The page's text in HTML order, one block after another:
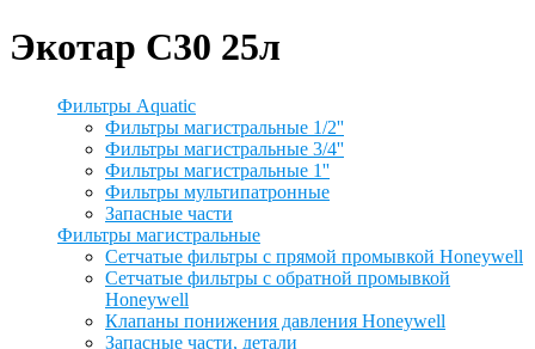
Экотар C30 25л
Фильтры Aquatic
Фильтры магистральные 1/2''
Фильтры магистральные 3/4''
Фильтры магистральные 1''
Фильтры мультипатронные
Запасные части
Фильтры магистральные
Сетчатые фильтры с прямой промывкой Honeywell
Сетчатые фильтры с обратной промывкой
Honeywell
Клапаны понижения давления Honeywell
Запасные части, детали